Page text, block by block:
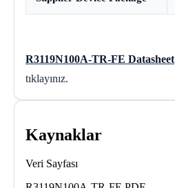
R3119N100A-TR-FE Datasheet
tıklayınız.
Kaynaklar
Veri Sayfası